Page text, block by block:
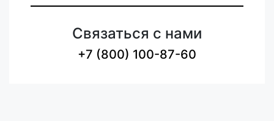
Связаться с нами
+7 (800) 100-87-60